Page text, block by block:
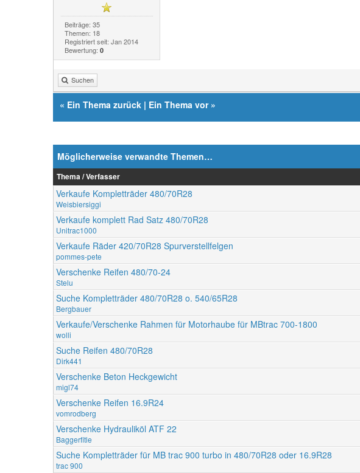
Beiträge: 35
Themen: 18
Registriert seit: Jan 2014
Bewertung: 0
Suchen
« Ein Thema zurück | Ein Thema vor»
Möglicherweise verwandte Themen…
Thema / Verfasser
Verkaufe Kompletträder 480/70R28
Weisbiersiggi
Verkaufe komplett Rad Satz 480/70R28
Unitrac1000
Verkaufe Räder 420/70R28 Spurverstellfelgen
pommes-pete
Verschenke Reifen 480/70-24
Stelu
Suche Kompletträder 480/70R28 o. 540/65R28
Bergbauer
Verkaufe/Verschenke Rahmen für Motorhaube für MBtrac 700-1800
wolli
Suche Reifen 480/70R28
Dirk441
Verschenke Beton Heckgewicht
migl74
Verschenke Reifen 16.9R24
vomrodberg
Verschenke Hydrauliköl ATF 22
Baggerfitle
Suche Kompletträder für MB trac 900 turbo in 480/70R28 oder 16.9R28
trac 900